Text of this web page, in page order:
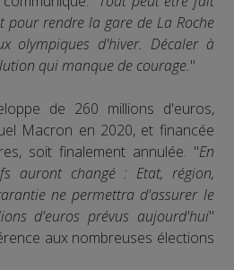
pour rendre la gare de La Roche
olympiques d'hiver. Décaler à
qui manque de courage."
de 260 millions d'euros,
Macron en 2020, et financée
soit finalement annulée. "En
auront changé : Etat, région,
ne permettra d'assurer le
d'euros prévus aujourd'hui"
aux nombreuses élections